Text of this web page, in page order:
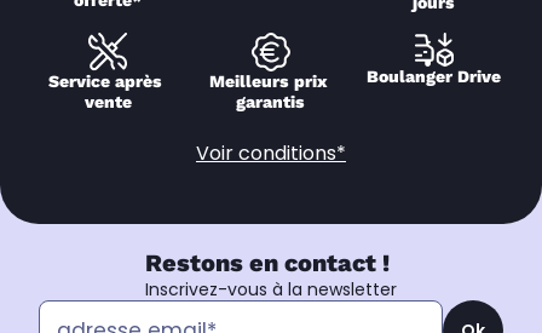
Service après
vente
Meilleurs prix
garantis
Boulanger Drive
Voir conditions*
Restons en contact !
Inscrivez-vous à la newsletter